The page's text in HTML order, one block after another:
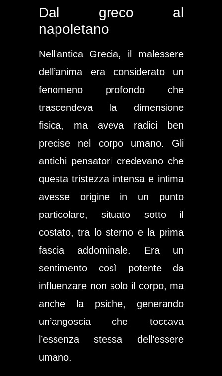
Dal greco al
napoletano
Nell’antica Grecia, il malessere
dell’anima era considerato un
fenomeno profondo che
trascendeva la dimensione
fisica, ma aveva radici ben
precise nel corpo umano. Gli
antichi pensatori credevano che
questa tristezza intensa e intima
avesse origine in un punto
particolare, situato sotto il
costato, tra lo sterno e la prima
fascia addominale. Era un
sentimento così potente da
influenzare non solo il corpo, ma
anche la psiche, generando
un’angoscia che toccava
l’essenza stessa dell’essere
umano.